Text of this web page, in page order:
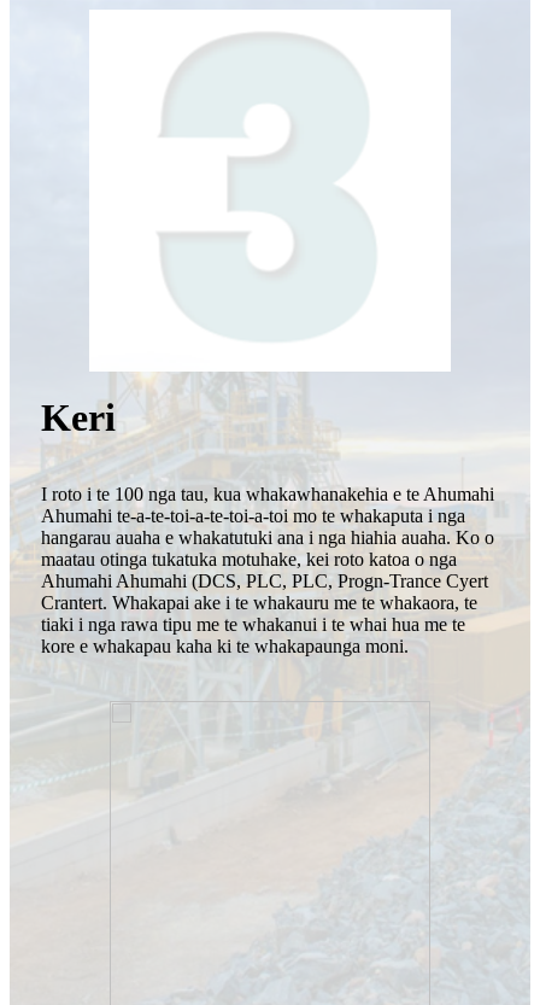
Keri
I roto i te 100 nga tau, kua whakawhanakehia e te Ahumahi
Ahumahi te-a-te-toi-a-te-toi-a-toi mo te whakaputa i nga
hangarau auaha e whakatutuki ana i nga hiahia auaha. Ko o
maatau otinga tukatuka motuhake, kei roto katoa o nga
Ahumahi Ahumahi (DCS, PLC, PLC, Progn-Trance Cyert
Crantert. Whakapai ake i te whakauru me te whakaora, te
tiaki i nga rawa tipu me te whakanui i te whai hua me te
kore e whakapau kaha ki te whakapaunga moni.